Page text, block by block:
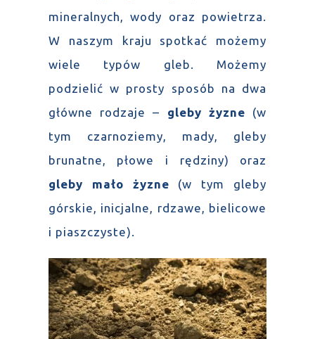
mineralnych, wody oraz powietrza.
W naszym kraju spotkać możemy
wiele typów gleb. Możemy
podzielić w prosty sposób na dwa
główne rodzaje – gleby żyzne (w
tym czarnoziemy, mady, gleby
brunatne, płowe i rędziny) oraz
gleby mało żyzne (w tym gleby
górskie, inicjalne, rdzawe, bielicowe
i piaszczyste).